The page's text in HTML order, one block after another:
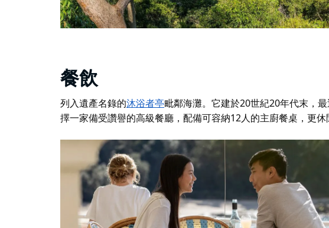
餐飲
列入遺產名錄的沐浴者亭毗鄰海灘。它建於20世紀20年代末，
擇一家備受讚譽的高級餐廳，配備可容納12人的主廚餐桌，更休